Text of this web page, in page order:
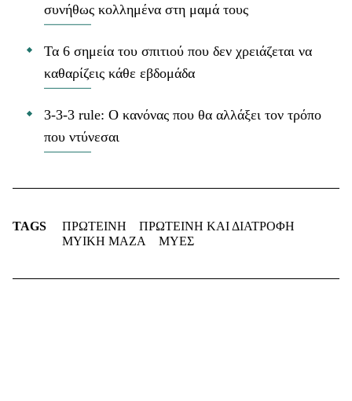
συνήθως κολλημένα στη μαμά τους
Τα 6 σημεία του σπιτιού που δεν χρειάζεται να
καθαρίζεις κάθε εβδομάδα
3-3-3 rule: Ο κανόνας που θα αλλάξει τον τρόπο
που ντύνεσαι
TAGS ΠΡΩΤΕΙΝΗ
ΠΡΩΤΕΙΝΗ ΚΑΙ ΔΙΑΤΡΟΦΗ
ΜΥΙΚΗ ΜΑΖΑ
ΜΥΕΣ